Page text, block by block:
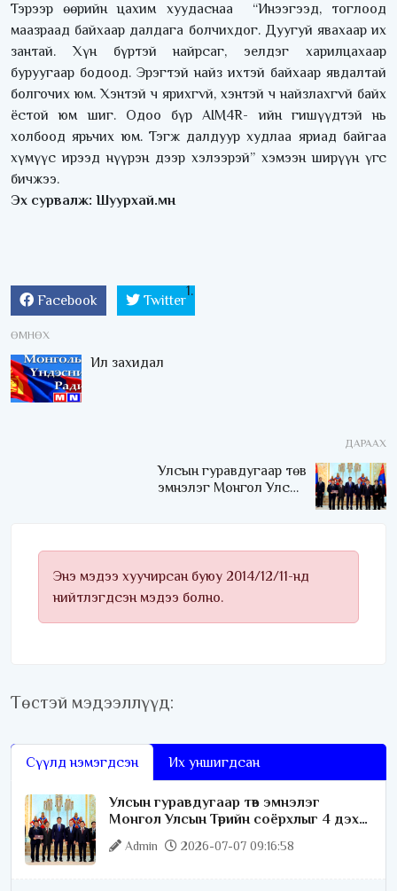
Тэрээр өөрийн цахим хуудаснаа “Инээгээд, тоглоод
маазраад байхаар далдага болчихдог. Дуугуй явахаар их
зантай. Хүн бүртэй найрсаг, эелдэг харилцахаар
буруугаар бодоод. Эрэгтэй найз ихтэй байхаар явдалтай
болгочих юм. Хэнтэй ч ярихгvй, хэнтэй ч найзлахгvй байх
ёстой юм шиг. Одоо бүр AIM4R- ийн гишүүдтэй нь
холбоод ярьчих юм. Тэгж далдуур худлаа яриад байгаа
хүмүүс ирээд нүүрэн дээр хэлээрэй” хэмээн ширүүн үгс
бичжээ.
Эх сурвалж: Шуурхай.мн
Facebook Twitter
ӨМНӨХ
Ил захидал
ДАРААХ
Улсын гуравдугаар төв
эмнэлэг Монгол Улсын
Энэ мэдээ хуучирсан буюу 2014/12/11-нд
нийтлэгдсэн мэдээ болно.
Төстэй мэдээллүүд:
Сүүлд нэмэгдсэн Их уншигдсан
Улсын гуравдугаар төв эмнэлэг
Монгол Улсын Төрийн соёрхлыг 4 дэх
удаагаа хүртлээ
Admin 2026-07-07 09:16:58